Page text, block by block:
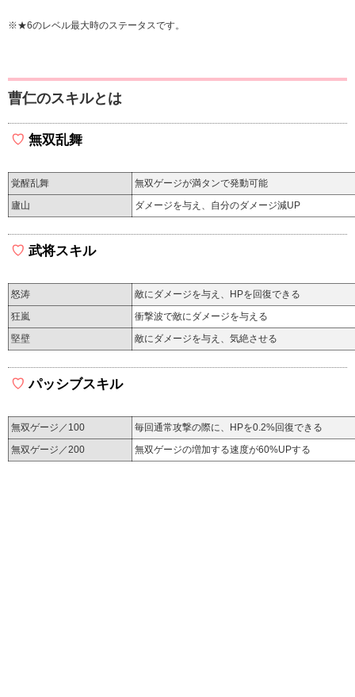
※★6のレベル最大時のステータスです。
曹仁のスキルとは
無双乱舞
覚醒乱舞
無双ゲージが満タンで発動可能
廬山
ダメージを与え、自分のダメージ減UP
武将スキル
怒涛
敵にダメージを与え、HPを回復できる
狂嵐
衝撃波で敵にダメージを与える
堅壁
敵にダメージを与え、気絶させる
パッシブスキル
無双ゲージ／100
毎回通常攻撃の際に、HPを0.2%回復できる
無双ゲージ／200
無双ゲージの増加する速度が60%UPする